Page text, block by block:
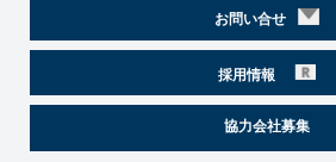
お問い合せ
採用情報
協力会社募集